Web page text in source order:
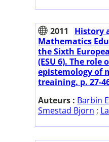
2011
History
Mathematics
the Sixth
(ESU 6). The
epistemology of
treaining. p. 27-
Auteurs : Barbin
Smestad Bjorn ;